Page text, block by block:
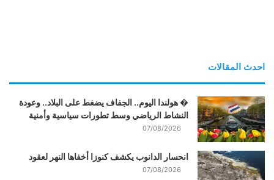
احدث المقالات
� هولندا اليوم.. الجفاف يضغط على البلاد.. وعودة
النشاط الرياضي وسط تطورات سياسية وأمنية
07/08/2026
انحسار الدانوب يكشف كنوزا أخفاها النهر لعقود
07/08/2026